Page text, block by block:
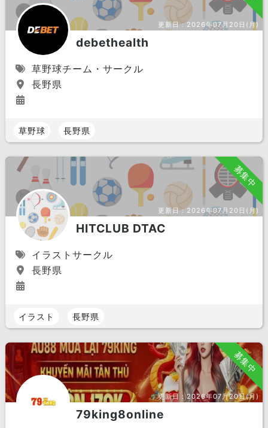
更新日：2026年07月20日(月)
debethealth
草野球チーム・サークル
長野県
草野球 長野県
募集中
更新日：2026年07月20日(月)
HITCLUB DTAC
イラストサークル
長野県
イラスト 長野県
募集中
更新日：2026年07月20日(月)
79king8online